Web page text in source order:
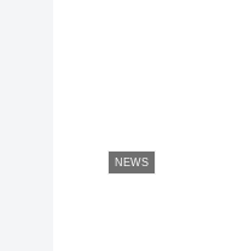
NEWS